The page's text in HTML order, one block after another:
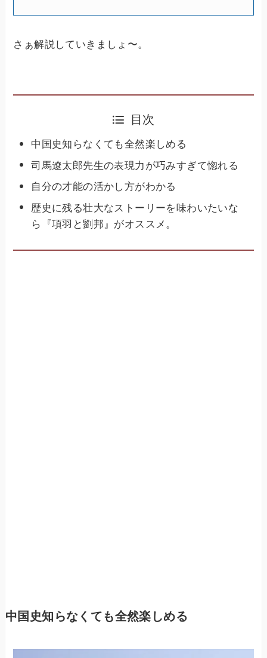
さぁ解説していきましょ〜。
目次
中国史知らなくても全然楽しめる
司馬遼太郎先生の表現力が巧みすぎて惚れる
自分の才能の活かし方がわかる
歴史に残る壮大なストーリーを味わいたいな
ら『項羽と劉邦』がオススメ。
中国史知らなくても全然楽しめる